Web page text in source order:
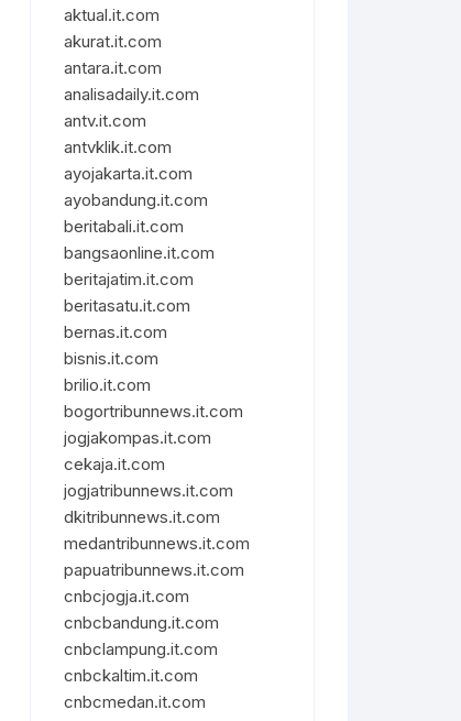
aktual.it.com
akurat.it.com
antara.it.com
analisadaily.it.com
antv.it.com
antvklik.it.com
ayojakarta.it.com
ayobandung.it.com
beritabali.it.com
bangsaonline.it.com
beritajatim.it.com
beritasatu.it.com
bernas.it.com
bisnis.it.com
brilio.it.com
bogortribunnews.it.com
jogjakompas.it.com
cekaja.it.com
jogjatribunnews.it.com
dkitribunnews.it.com
medantribunnews.it.com
papuatribunnews.it.com
cnbcjogja.it.com
cnbcbandung.it.com
cnbclampung.it.com
cnbckaltim.it.com
cnbcmedan.it.com